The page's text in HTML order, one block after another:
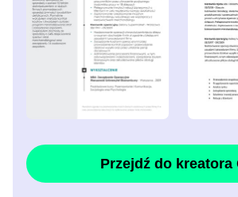
Przejdź do kreatora